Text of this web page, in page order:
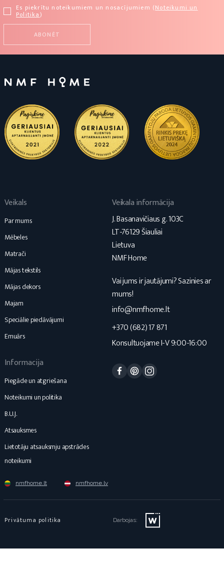
Es piekrītu noteikumiem un nosacījumiem (Noteikumi un
Politika)
Veikals
Par mums
Mēbeles
Matrači
Mājas tekstils
Mājas dekors
Majam
Speciālie piedāvājumi
Emuārs
Informacija
Piegāde un atgriešana
Noteikumi un politika
B.U.J.
Atsauksmes
Lietotāju atsauksmju apstrādes
noteikumi
Veikala informācija
J. Basanavičiaus g. 103C
LT-76129 Šiauliai
Lietuva
NMF Home
Vai jums ir jautājumi? Sazinies ar
mums!
info@nmfhome.lt
+370 (682) 17 871
Konsultuojame I-V 9:00-16:00
Facebook
Pinterest
nmfhome.lt nmfhome.lv
Privātuma politika Darbojas: